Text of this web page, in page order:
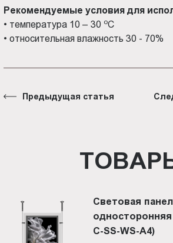
Рекомендуемые условия для
• температура 10 – 30 оС
• относительная влажность 30 - 70%
Предыдущая статья
Световая
односторонняя
C-SS-WS-A4)